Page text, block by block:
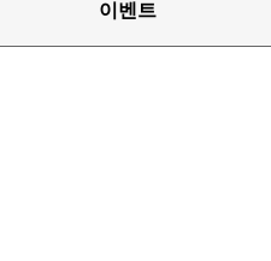
이벤트